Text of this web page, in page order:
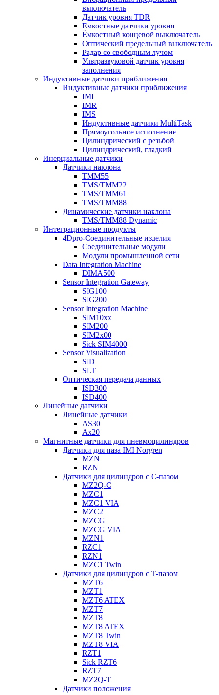
выключатель
Датчик уровня TDR
Емкостные датчики уровня
Ёмкостный концевой выключатель
Оптический предельный выключатель
Радар со свободным лучом
Ультразвуковой датчик уровня
заполнения
Индуктивные датчики приближения
Индуктивные датчики приближения
IMI
IMR
IMS
Индуктивные датчики MultiTask
Прямоугольное исполнение
Цилиндрический с резьбой
Цилиндрический, гладкий
Инерциальные датчики
Датчики наклона
TMM55
TMS/TMM22
TMS/TMM61
TMS/TMM88
Динамические датчики наклона
TMS/TMM88 Dynamic
Интеграционные продукты
4Dpro-Соединительные изделия
Соединительные модули
Модули промышленной сети
Data Integration Machine
DIMA500
Sensor Integration Gateway
SIG100
SIG200
Sensor Integration Machine
SIM10xx
SIM200
SIM2x00
Sick SIM4000
Sensor Visualization
SID
SLT
Оптическая передача данных
ISD300
ISD400
Линейные датчики
Линейные датчики
AS30
Ax20
Магнитные датчики для пневмоцилиндров
Датчики для паза IMI Norgren
MZN
RZN
Датчики для цилиндров с С-пазом
MZ2Q-C
MZC1
MZC1 VIA
MZC2
MZCG
MZCG VIA
MZN1
RZC1
RZN1
MZC1 Twin
Датчики для цилиндров с Т-пазом
MZT6
MZT1
MZT6 ATEX
MZT7
MZT8
MZT8 ATEX
MZT8 Twin
MZT8 VIA
RZT1
Sick RZT6
RZT7
MZ2Q-T
Датчики положения